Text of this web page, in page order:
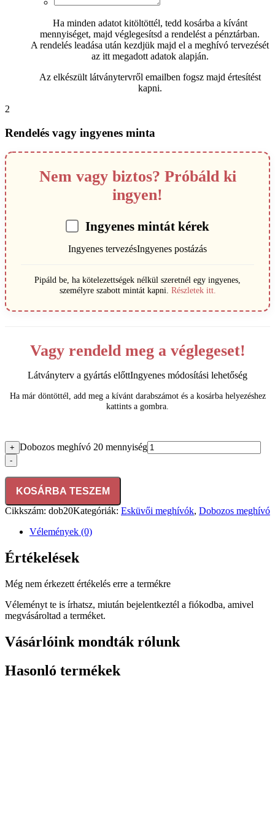
Ha minden adatot kitöltöttél, tedd kosárba a kívánt
mennyiséget, majd véglegesítsd a rendelést a pénztárban.
A rendelés leadása után kezdjük majd el a meghívó tervezését
az itt megadott adatok alapján.
Az elkészült látványtervről emailben fogsz majd értesítést
kapni.
2
Rendelés vagy ingyenes minta
Nem vagy biztos? Próbáld ki
ingyen!
Ingyenes mintát kérek
Ingyenes tervezésIngyenes postázás
Pipáld be, ha kötelezettségek nélkül szeretnél egy ingyenes,
személyre szabott mintát kapni. Részletek itt.
Vagy rendeld meg a véglegeset!
Látványterv a gyártás előttIngyenes módosítási lehetőség
Ha már döntöttél, add meg a kívánt darabszámot és a kosárba helyezéshez
kattints a gombra.
+ Dobozos meghívó 20 mennyiség
-
KOSÁRBA TESZEM
Cikkszám: dob20Kategóriák: Esküvői meghívók, Dobozos meghívó
Vélemények (0)
Értékelések
Még nem érkezett értékelés erre a termékre
Véleményt te is írhatsz, miután bejelentkeztél a fiókodba, amivel
megvásároltad a terméket.
Vásárlóink mondták rólunk
Hasonló termékek